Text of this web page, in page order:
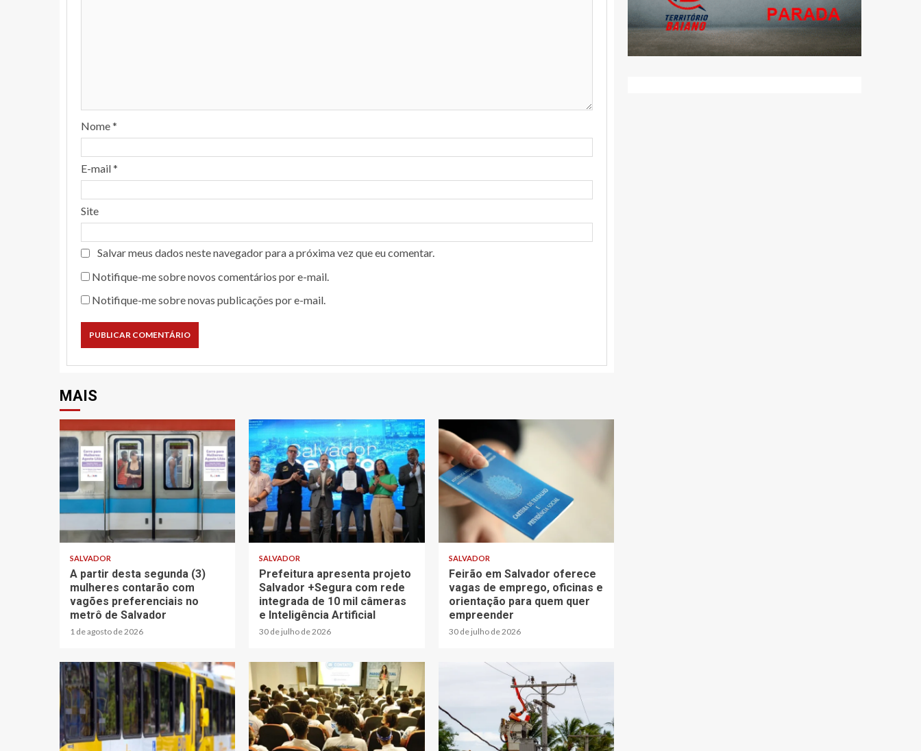
Nome*
E-mail*
Site
Salvar meus dados neste navegador para a próxima vez que eu comentar.
Notifique-me sobre novos comentários por e-mail.
Notifique-me sobre novas publicações por e-mail.
MAIS
SALVADOR
A partir desta segunda (3)
mulheres contarão com
vagões preferenciais no
metrô de Salvador
1 de agosto de 2026
SALVADOR
Prefeitura apresenta projeto
Salvador +Segura com rede
integrada de 10 mil câmeras
e Inteligência Artificial
30 de julho de 2026
SALVADOR
Feirão em Salvador oferece
vagas de emprego, oficinas e
orientação para quem quer
empreender
30 de julho de 2026